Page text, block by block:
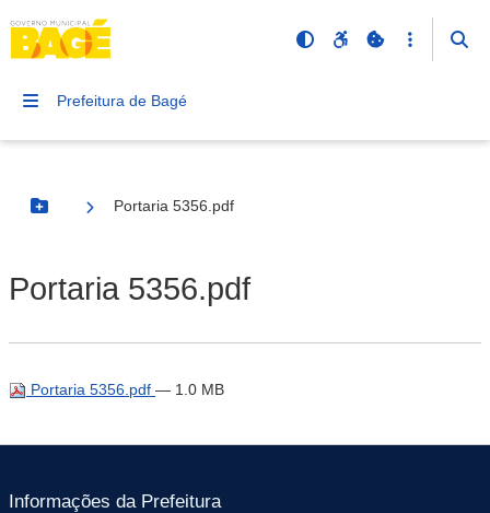
Prefeitura de Bagé
Botão Menu
Portaria 5356.pdf
Portaria 5356.pdf
Portaria 5356.pdf — 1.0 MB
Informações da Prefeitura